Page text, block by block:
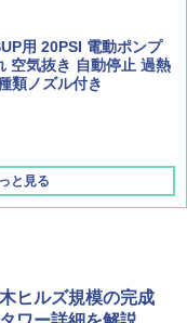
プ アウトドア フェス
用 20PSI 電動ポンプ
空気抜き 自動停止 過熱
類ノズル付き
と見る
ヒルズ規模の完成